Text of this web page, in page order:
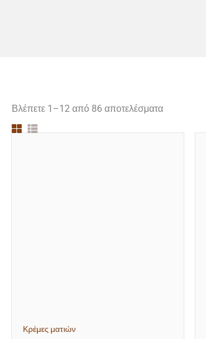
Βλέπετε 1–12 από 86 αποτελέσματα
Κρέμες ματιών